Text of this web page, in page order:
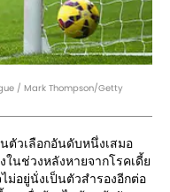
/ Mark Thompson/Getty
ตัวเลือกอันดับหนึ่งเสมอ
นช่วงหลังหายจากโรคเดี้ย
ม่อยู่นั่งเป็นตัวสำรองอีกต่อ